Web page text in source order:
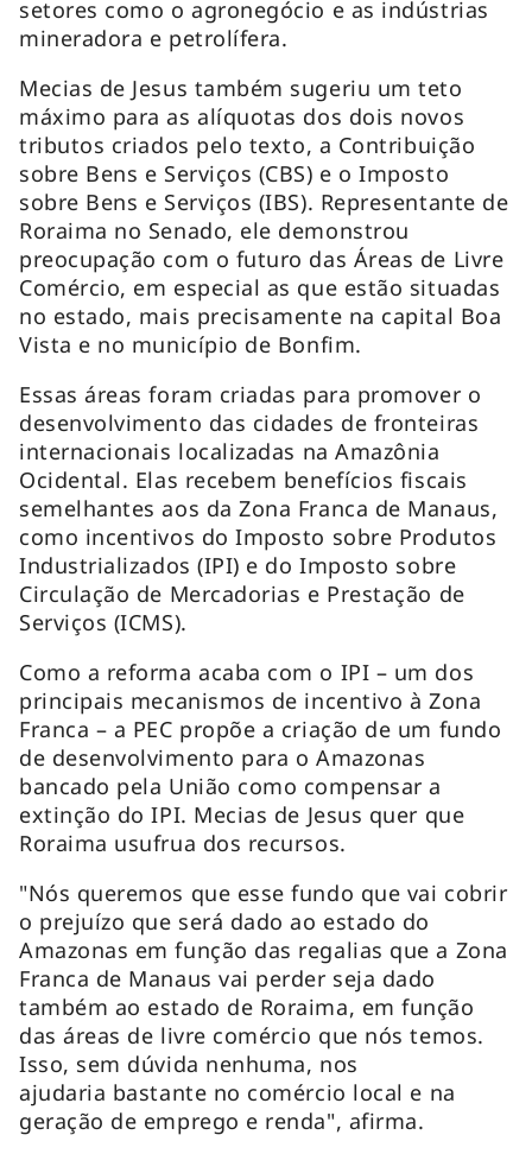
setores como o agronegócio e as indústrias
mineradora e petrolífera.
Mecias de Jesus também sugeriu um teto
máximo para as alíquotas dos dois novos
tributos criados pelo texto, a Contribuição
sobre Bens e Serviços (CBS) e o Imposto
sobre Bens e Serviços (IBS). Representante de
Roraima no Senado, ele demonstrou
preocupação com o futuro das Áreas de Livre
Comércio, em especial as que estão situadas
no estado, mais precisamente na capital Boa
Vista e no município de Bonfim.
Essas áreas foram criadas para promover o
desenvolvimento das cidades de fronteiras
internacionais localizadas na Amazônia
Ocidental. Elas recebem benefícios fiscais
semelhantes aos da Zona Franca de Manaus,
como incentivos do Imposto sobre Produtos
Industrializados (IPI) e do Imposto sobre
Circulação de Mercadorias e Prestação de
Serviços (ICMS).
Como a reforma acaba com o IPI – um dos
principais mecanismos de incentivo à Zona
Franca – a PEC propõe a criação de um fundo
de desenvolvimento para o Amazonas
bancado pela União como compensar a
extinção do IPI. Mecias de Jesus quer que
Roraima usufrua dos recursos.
"Nós queremos que esse fundo que vai cobrir
o prejuízo que será dado ao estado do
Amazonas em função das regalias que a Zona
Franca de Manaus vai perder seja dado
também ao estado de Roraima, em função
das áreas de livre comércio que nós temos.
Isso, sem dúvida nenhuma, nos
ajudaria bastante no comércio local e na
geração de emprego e renda", afirma.